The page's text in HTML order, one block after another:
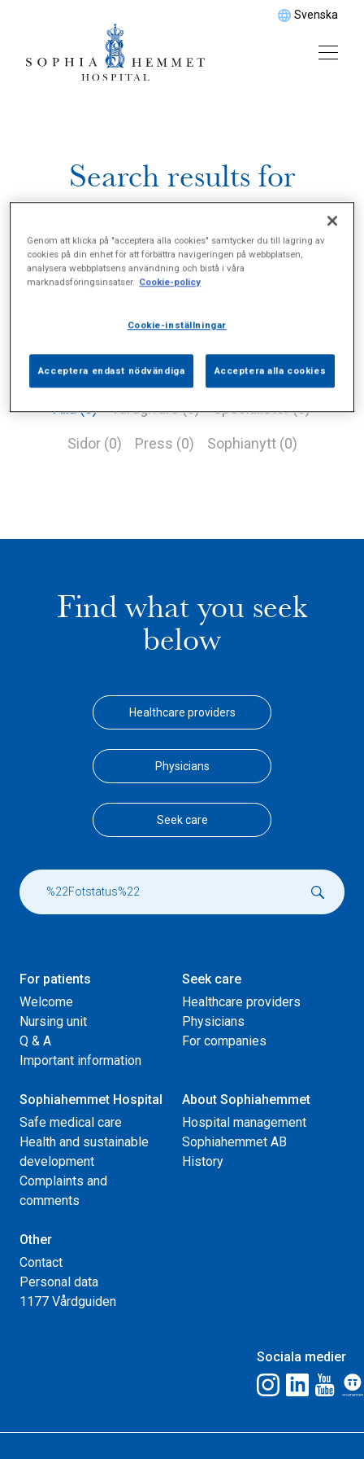
Svenska
Search results for
Alla (0) Vårdgivare (0) Specialister (0)
Sidor (0) Press (0) Sophianytt (0)
Find what you seek
below
Healthcare providers
Physicians
Seek care
For patients
Welcome
Nursing unit
Q & A
Important information
Seek care
Healthcare providers
Physicians
For companies
Sophiahemmet Hospital
Safe medical care
Health and sustainable
development
Complaints and
comments
About Sophiahemmet
Hospital management
Sophiahemmet AB
History
Other
Contact
Personal data
1177 Vårdguiden
Sociala medier
Genom att klicka på "acceptera alla cookies" samtycker du till lagring av
cookies på din enhet för att förbättra navigeringen på webbplatsen,
analysera webbplatsens användning och bistå i våra
marknadsföringsinsatser. Cookie-policy
Cookie-inställningar
Acceptera endast nödvändiga Acceptera alla cookies